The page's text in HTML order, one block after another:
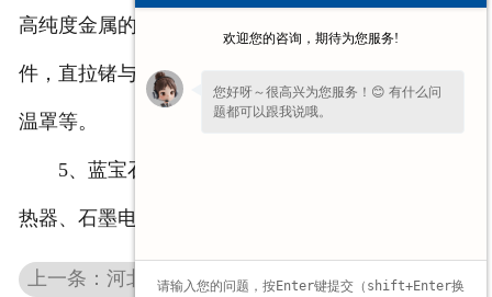
高纯度金属的
件，直拉锗与化合物单晶的高纯
温罩等。
5、蓝宝石HEM法生产中使用到的高纯度石墨加
热器、石墨电极。
上一条：河北避雷器产品模具
欢迎您的咨询，期待为您服务!
您好呀～很高兴为您服务！😊 有什么问
题都可以跟我说哦。